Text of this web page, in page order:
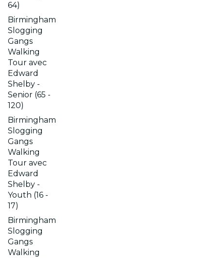
64)
Birmingham
Slogging
Gangs
Walking
Tour avec
Edward
Shelby -
Senior (65 -
120)
Birmingham
Slogging
Gangs
Walking
Tour avec
Edward
Shelby -
Youth (16 -
17)
Birmingham
Slogging
Gangs
Walking